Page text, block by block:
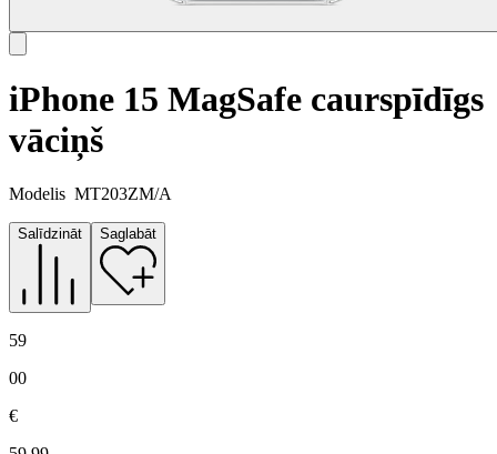
iPhone 15 MagSafe caurspīdīgs
vāciņš
Modelis MT203ZM/A
Salīdzināt Saglabāt
59
00
€